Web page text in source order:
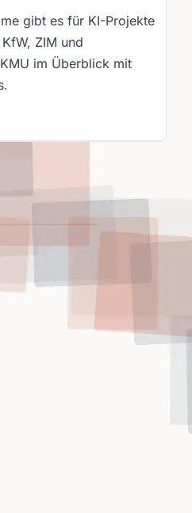
gibt es für KI-Projekte
ZIM und
im Überblick mit